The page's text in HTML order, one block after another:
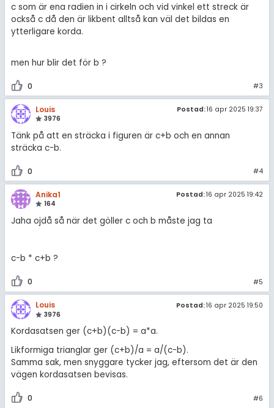
c som är ena radien in i cirkeln och vid vinkel ett streck är
också c då den är likbent alltså kan väl det bildas en
ytterligare korda.
men hur blir det för b ?
0 #3
Louis
3976
Postad:16 apr 2025 19:37
Tänk på att en sträcka i figuren är c+b och en annan
sträcka c-b.
0 #4
Anika1
164
Postad:16 apr 2025 19:42
Jaha ojdå så när det göller c och b måste jag ta
c-b * c+b ?
0 #5
Louis
3976
Postad:16 apr 2025 19:50
Kordasatsen ger (c+b)(c-b) = a*a.
Likformiga trianglar ger (c+b)/a = a/(c-b).
Samma sak, men snyggare tycker jag, eftersom det är den
vägen kordasatsen bevisas.
0 #6